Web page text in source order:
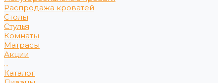
Распродажа кроватей
Столы
Стулья
Комнаты
Матрасы
Акции
...
Каталог